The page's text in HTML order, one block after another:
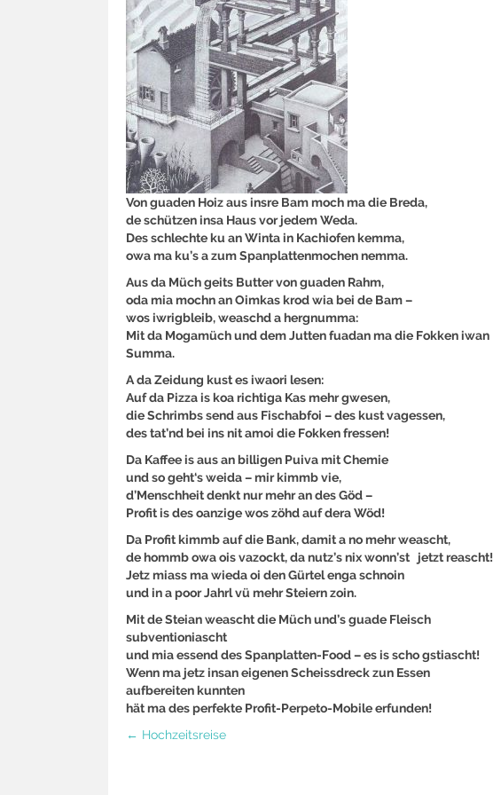
Von guaden Hoiz aus insre Bam moch ma die Breda,
de schützen insa Haus vor jedem Weda.
Des schlechte ku an Winta in Kachiofen kemma,
owa ma ku’s a zum Spanplattenmochen nemma.
Aus da Müch geits Butter von guaden Rahm,
oda mia mochn an Oimkas krod wia bei de Bam –
wos iwrigbleib, weaschd a hergnumma:
Mit da Mogamüch und dem Jutten fuadan ma die Fokken iwan
Summa.
A da Zeidung kust es iwaori lesen:
Auf da Pizza is koa richtiga Kas mehr gwesen,
die Schrimbs send aus Fischabfoi – des kust vagessen,
des tat’nd bei ins nit amoi die Fokken fressen!
Da Kaffee is aus an billigen Puiva mit Chemie
und so geht‘s weida – mir kimmb vie,
d’Menschheit denkt nur mehr an des Göd –
Profit is des oanzige wos zöhd auf dera Wöd!
Da Profit kimmb auf die Bank, damit a no mehr weascht,
de hommb owa ois vazockt, da nutz’s nix wonn’st jetzt reascht!
Jetz miass ma wieda oi den Gürtel enga schnoin
und in a poor Jahrl vü mehr Steiern zoin.
Mit de Steian weascht die Müch und’s guade Fleisch
subventioniascht
und mia essend des Spanplatten-Food – es is scho gstiascht!
Wenn ma jetz insan eigenen Scheissdreck zun Essen
aufbereiten kunnten
hät ma des perfekte Profit-Perpeto-Mobile erfunden!
Posts
← Hochzeitsreise